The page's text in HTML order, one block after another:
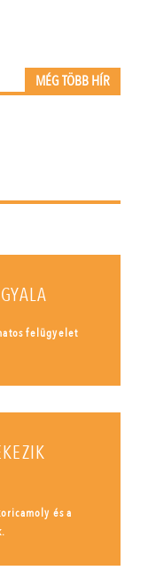
MÉG TÖBB HÍR
felügyelet
és a